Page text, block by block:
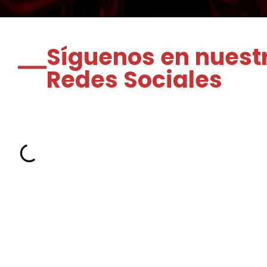
Síguenos en
Redes Sociales